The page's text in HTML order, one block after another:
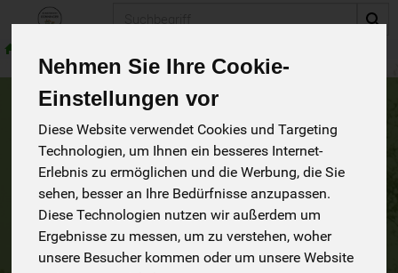
Nehmen Sie Ihre Cookie-
Einstellungen vor
Diese Website verwendet Cookies und Targeting
Technologien, um Ihnen ein besseres Internet-
Erlebnis zu ermöglichen und die Werbung, die Sie
sehen, besser an Ihre Bedürfnisse anzupassen.
Diese Technologien nutzen wir außerdem um
Ergebnisse zu messen, um zu verstehen, woher
unsere Besucher kommen oder um unsere Website
Impressum
Demeterhof-Dünninger
Geschäftsführer/-inhaber: Hans & Claudia Dünninger
Im Steig 1
97461 Hofheim
Telefon: 09523 / 950619